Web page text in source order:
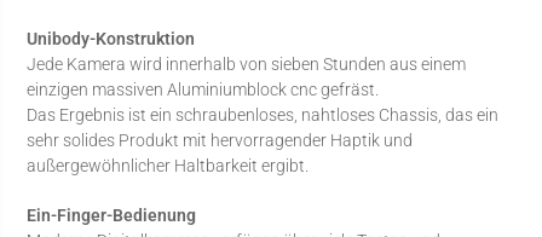
Unibody-Konstruktion
Jede Kamera wird innerhalb von sieben Stunden aus einem
einzigen massiven Aluminiumblock cnc gefräst.
Das Ergebnis ist ein schraubenloses, nahtloses Chassis, das ein
sehr solides Produkt mit hervorragender Haptik und
außergewöhnlicher Haltbarkeit ergibt.
Ein-Finger-Bedienung